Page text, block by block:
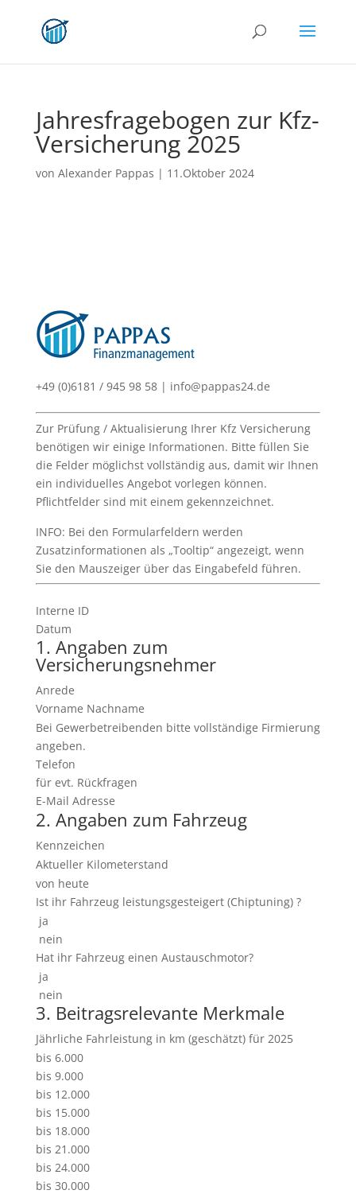
Jahresfragebogen zur Kfz-
Versicherung 2025
von Alexander Pappas | 11.Oktober 2024
+49 (0)6181 / 945 98 58 | info@pappas24.de
Zur Prüfung / Aktualisierung Ihrer Kfz Versicherung
benötigen wir einige Informationen. Bitte füllen Sie
die Felder möglichst vollständig aus, damit wir Ihnen
ein individuelles Angebot vorlegen können.
Pflichtfelder sind mit einem gekennzeichnet.
INFO: Bei den Formularfeldern werden
Zusatzinformationen als „Tooltip“ angezeigt, wenn
Sie den Mauszeiger über das Eingabefeld führen.
Interne ID
Datum
1. Angaben zum
Versicherungsnehmer
Anrede
Vorname Nachname
Bei Gewerbetreibenden bitte vollständige Firmierung
angeben.
Telefon
für evt. Rückfragen
E-Mail Adresse
2. Angaben zum Fahrzeug
Kennzeichen
Aktueller Kilometerstand
von heute
Ist ihr Fahrzeug leistungsgesteigert (Chiptuning) ?
ja
nein
Hat ihr Fahrzeug einen Austauschmotor?
ja
nein
3. Beitragsrelevante Merkmale
Jährliche Fahrleistung in km (geschätzt) für 2025
bis 6.000
bis 9.000
bis 12.000
bis 15.000
bis 18.000
bis 21.000
bis 24.000
bis 30.000